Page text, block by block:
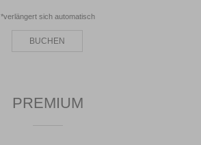
*verlängert sich automatisch
BUCHEN
PREMIUM